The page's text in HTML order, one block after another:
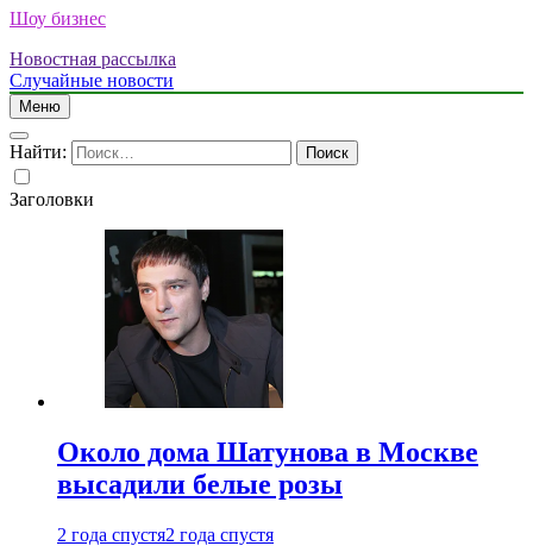
Шоу бизнес
Новостная рассылка
Случайные новости
Меню
Найти:
Заголовки
Около дома Шатунова в Москве
высадили белые розы
2 года спустя2 года спустя